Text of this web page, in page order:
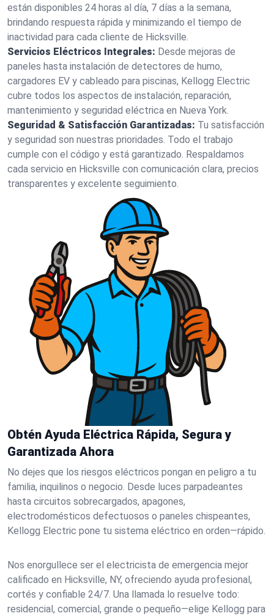
están disponibles 24 horas al día, 7 días a la semana,
brindando respuesta rápida y minimizando el tiempo de
inactividad para cada cliente de Hicksville.
Servicios Eléctricos Integrales: Desde mejoras de
paneles hasta instalación de detectores de humo,
cargadores EV y cableado para piscinas, Kellogg Electric
cubre todos los aspectos de instalación, reparación,
mantenimiento y seguridad eléctrica en Nueva York.
Seguridad & Satisfacción Garantizadas: Tu satisfacción
y seguridad son nuestras prioridades. Todo el trabajo
cumple con el código y está garantizado. Respaldamos
cada servicio en Hicksville con comunicación clara, precios
transparentes y excelente seguimiento.
Obtén Ayuda Eléctrica Rápida, Segura y
Garantizada Ahora
No dejes que los riesgos eléctricos pongan en peligro a tu
familia, inquilinos o negocio. Desde luces parpadeantes
hasta circuitos sobrecargados, apagones,
electrodomésticos defectuosos o paneles chispeantes,
Kellogg Electric pone tu sistema eléctrico en orden—rápido.
Nos enorgullece ser el electricista de emergencia mejor
calificado en Hicksville, NY, ofreciendo ayuda profesional,
cortés y confiable 24/7. Una llamada lo resuelve todo:
residencial, comercial, grande o pequeño—elige Kellogg para